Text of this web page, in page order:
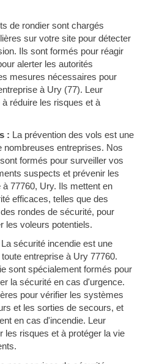
de rondier sont chargés
sur votre site pour détecter
Ils sont formés pour réagir
alerter les autorités
mesures nécessaires pour
à Ury (77). Leur
réduire les risques et à
: La prévention des vols est une
nombreuses entreprises. Nos
formés pour surveiller vos
suspects et prévenir les
77760, Ury. Ils mettent en
efficaces, telles que des
rondes de sécurité, pour
les voleurs potentiels.
La sécurité incendie est une
entreprise à Ury 77760.
sont spécialement formés pour
la sécurité en cas d'urgence.
pour vérifier les systèmes
et les sorties de secours, et
en cas d'incendie. Leur
les risques et à protéger la vie